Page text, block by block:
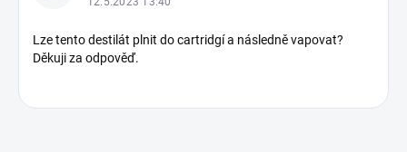
Lze tento destilát plnit do cartridgí a následně vapovat?
Děkuji za odpověď.